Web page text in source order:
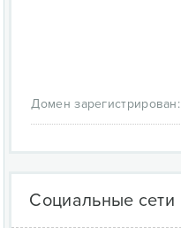
Домен зарегистрирован:
Социальные сети